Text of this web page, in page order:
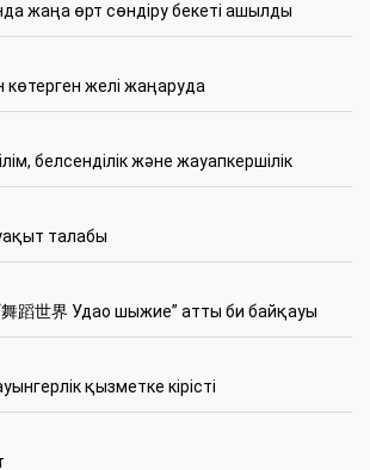
жаңа өрт сөндіру бекеті ашылды
көтерген желі жаңаруда
белсенділік және жауапкершілік
талабы
蹈世界 Удао шыжие” атты би байқауы
қызметке кірісті